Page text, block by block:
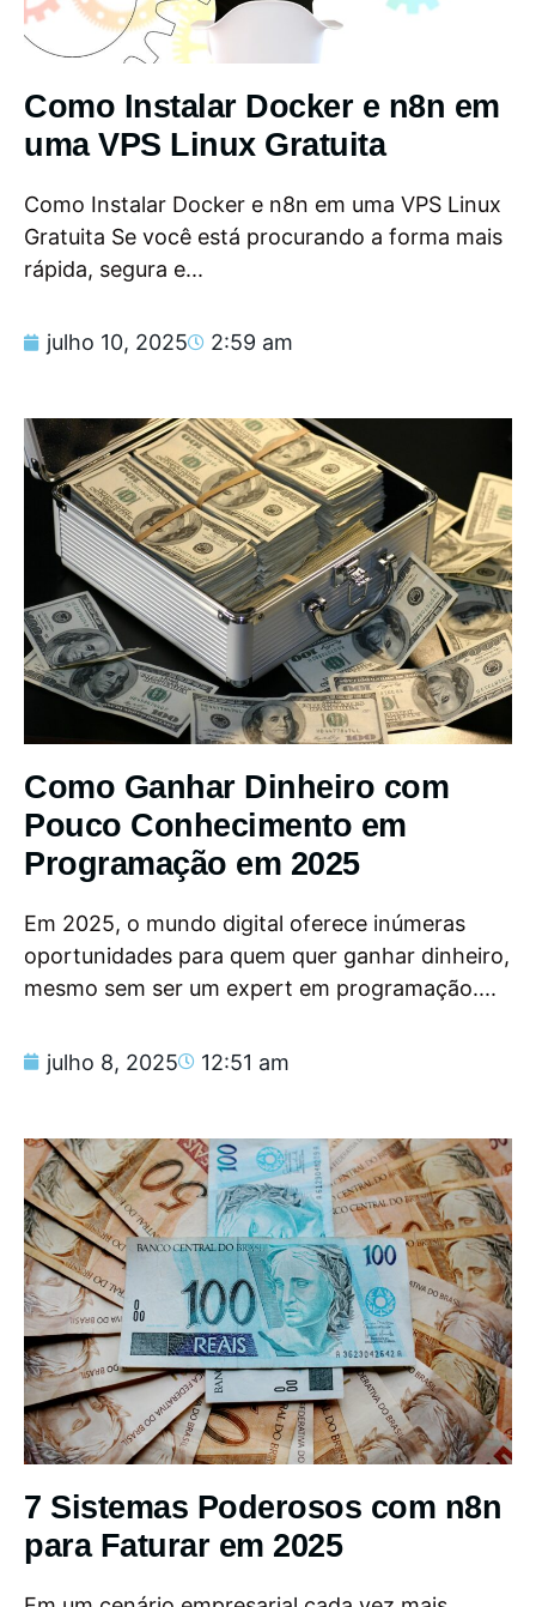
Como Instalar Docker e n8n em
uma VPS Linux Gratuita
Como Instalar Docker e n8n em uma VPS Linux
Gratuita Se você está procurando a forma mais
rápida, segura e...
julho 10, 2025 2:59 am
Como Ganhar Dinheiro com
Pouco Conhecimento em
Programação em 2025
Em 2025, o mundo digital oferece inúmeras
oportunidades para quem quer ganhar dinheiro,
mesmo sem ser um expert em programação....
julho 8, 2025 12:51 am
7 Sistemas Poderosos com n8n
para Faturar em 2025